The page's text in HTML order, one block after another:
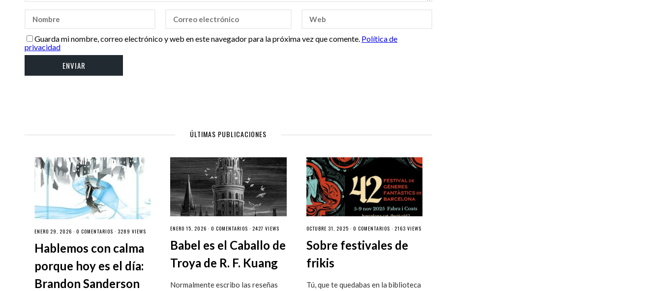
Guarda mi nombre, correo electrónico y web en este navegador para la próxima vez que comente. Política de
privacidad
ÚLTIMAS PUBLICACIONES
ENERO 29, 2026 · 0 COMENTARIOS · 3289 VIEWS
Hablemos con calma
porque hoy es el día:
Brandon Sanderson
ENERO 15, 2026 ·0 COMENTARIOS · 2427 VIEWS
Babel es el Caballo de
Troya de R. F. Kuang
Normalmente escribo las reseñas
OCTUBRE 31, 2025 · 0 COMENTARIOS · 2163 VIEWS
Sobre festivales de
frikis
Tú, que te quedabas en la biblioteca